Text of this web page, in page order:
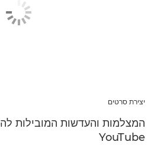
יצירת סרטים
המצלמות והעדשות המובילות
YouTube